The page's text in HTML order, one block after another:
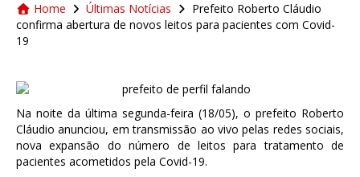
Home Últimas Notícias
Prefeito Roberto Cláudio
confirma abertura de novos leitos para pacientes com Covid-
19
Na noite da última segunda-feira (18/05), o prefeito Roberto
Cláudio anunciou, em transmissão ao vivo pelas redes sociais,
nova expansão do número de leitos para tratamento de
pacientes acometidos pela Covid-19.